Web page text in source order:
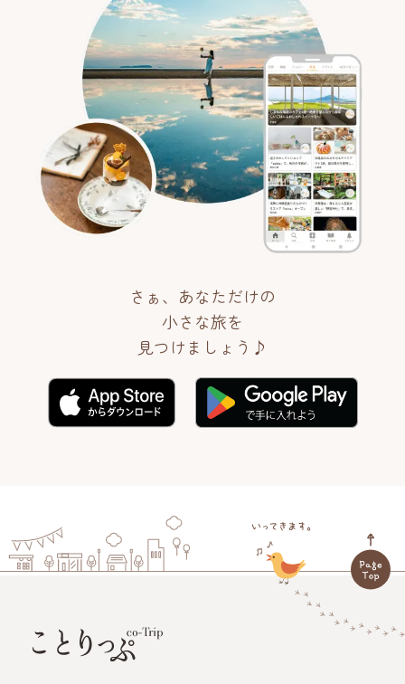
さぁ、あなただけの
小さな旅を
見つけましょう♪